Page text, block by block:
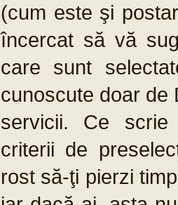
(cum este şi
încercat să vă
care sunt
cunoscute doar de
servicii. Ce
criterii de
rost să-ţi pierzi